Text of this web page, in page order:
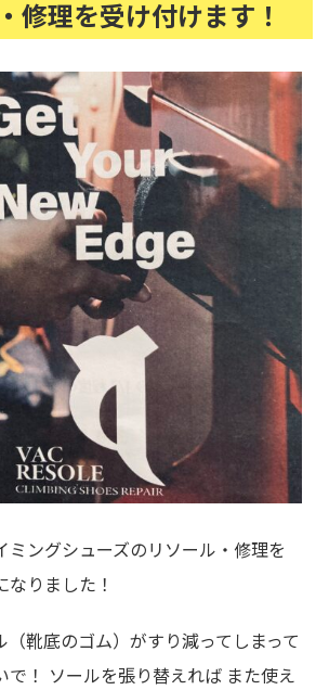
修理を受け付けます！
ミングシューズのリソール・修理を
りました！
（靴底のゴム）がすり減ってしまって
で！ ソールを張り替えれば また使え